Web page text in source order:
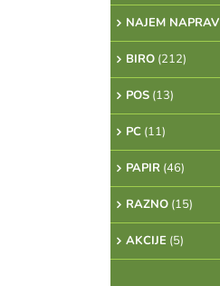
NAJEM NAPRAV
BIRO (212)
POS (13)
PC (11)
PAPIR (46)
RAZNO (15)
AKCIJE (5)